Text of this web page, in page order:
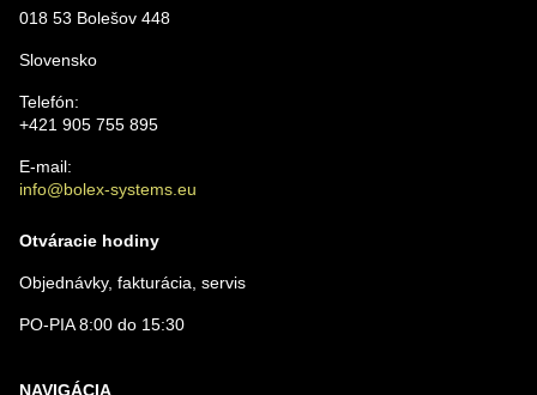
018 53 Bolešov 448
Slovensko
Telefón:
+421 905 755 895
E-mail:
info@bolex-systems.eu
Otváracie hodiny
Objednávky, fakturácia, servis
PO-PIA 8:00 do 15:30
NAVIGÁCIA